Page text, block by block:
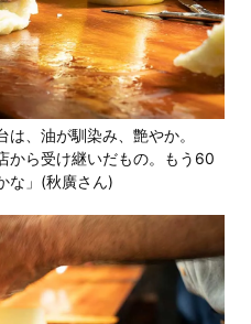
、油が馴染み、艶やか。
から受け継いだもの。もう60
な」(秋廣さん)